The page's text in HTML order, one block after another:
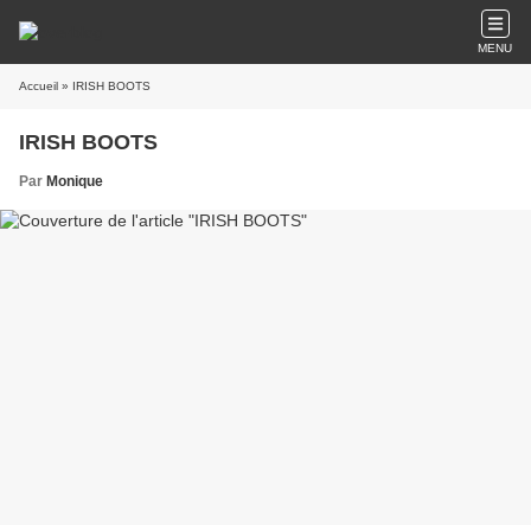
MENU
Accueil » IRISH BOOTS
IRISH BOOTS
Par Monique